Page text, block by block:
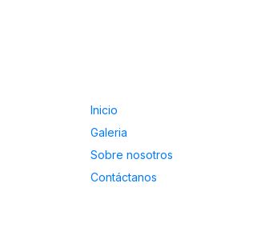
Inicio
Galeria
Sobre nosotros
Contáctanos